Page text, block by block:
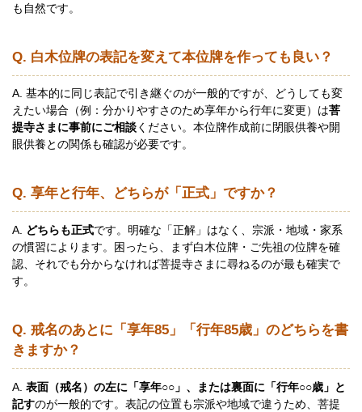
も自然です。
Q. 白木位牌の表記を変えて本位牌を作っても良い？
A. 基本的に同じ表記で引き継ぐのが一般的ですが、どうしても変
えたい場合（例：分かりやすさのため享年から行年に変更）は菩
提寺さまに事前にご相談ください。本位牌作成前に閉眼供養や開
眼供養との関係も確認が必要です。
Q. 享年と行年、どちらが「正式」ですか？
A. どちらも正式です。明確な「正解」はなく、宗派・地域・家系
の慣習によります。困ったら、まず白木位牌・ご先祖の位牌を確
認、それでも分からなければ菩提寺さまに尋ねるのが最も確実で
す。
Q. 戒名のあとに「享年85」「行年85歳」のどちらを書
きますか？
A. 表面（戒名）の左に「享年○○」、または裏面に「行年○○歳」と
記すのが一般的です。表記の位置も宗派や地域で違うため、菩提